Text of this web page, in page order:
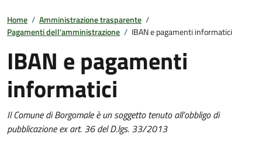
Home / Amministrazione trasparente /
Pagamenti dell'amministrazione / IBAN e pagamenti informatici
IBAN e pagamenti
informatici
Il Comune di Borgomale è un soggetto tenuto all’obbligo di
pubblicazione ex art. 36 del D.lgs. 33/2013